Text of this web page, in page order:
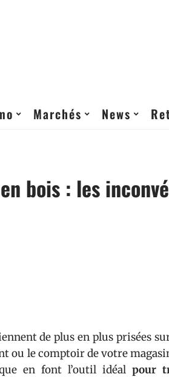
Marchés News
bois : les
de plus en plus prisées
ou le comptoir de votre
en font l’outil idéalpour